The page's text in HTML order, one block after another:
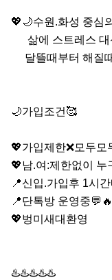
💖🌙수원.화성 중심
🌙가입조건🥰
💖가입제한❌모두모
💖남.여:제한없이 누
📍신입.가입후 1시
📍단톡방 운영중💬🔥
💖벙미새대환영
♨️♨️♨️♨️♨️